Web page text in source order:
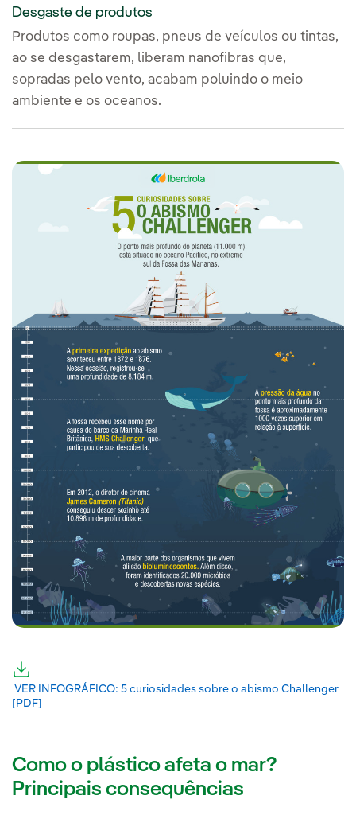
Desgaste de produtos
Produtos como roupas, pneus de veículos ou tintas,
ao se desgastarem, liberam nanofibras que,
sopradas pelo vento, acabam poluindo o meio
ambiente e os oceanos.
Link externo, abra em uma nova aba.
VER INFOGRÁFICO: 5 curiosidades sobre o abismo Challenger
[PDF]
Como o plástico afeta o mar?
Principais consequências